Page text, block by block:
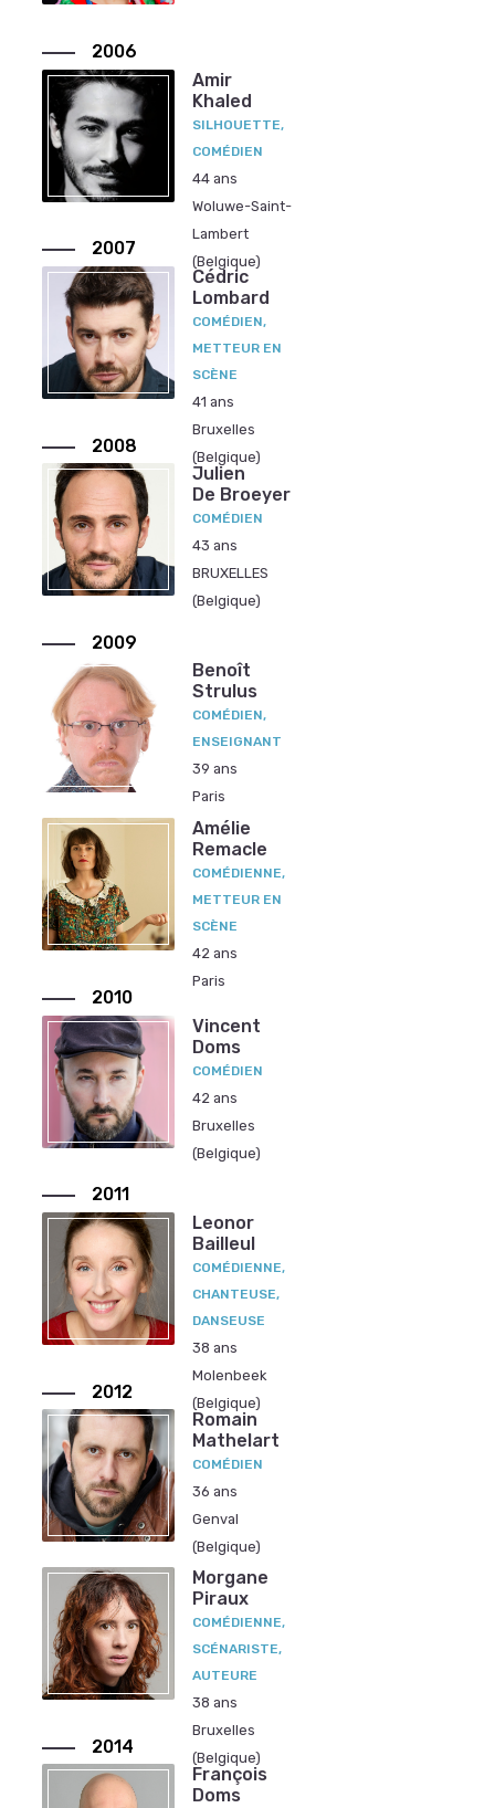
2006
Amir
Khaled
SILHOUETTE,
COMÉDIEN
44 ans
Woluwe-Saint-
Lambert
(Belgique)
2007
Cédric
Lombard
COMÉDIEN,
METTEUR EN
SCÈNE
41 ans
Bruxelles
(Belgique)
2008
Julien
De Broeyer
COMÉDIEN
43 ans
BRUXELLES
(Belgique)
2009
Benoît
Strulus
COMÉDIEN,
ENSEIGNANT
39 ans
Paris
Amélie
Remacle
COMÉDIENNE,
METTEUR EN
SCÈNE
42 ans
Paris
2010
Vincent
Doms
COMÉDIEN
42 ans
Bruxelles
(Belgique)
2011
Leonor
Bailleul
COMÉDIENNE,
CHANTEUSE,
DANSEUSE
38 ans
Molenbeek
(Belgique)
2012
Romain
Mathelart
COMÉDIEN
36 ans
Genval
(Belgique)
Morgane
Piraux
COMÉDIENNE,
SCÉNARISTE,
AUTEURE
38 ans
Bruxelles
(Belgique)
2014
François
Doms